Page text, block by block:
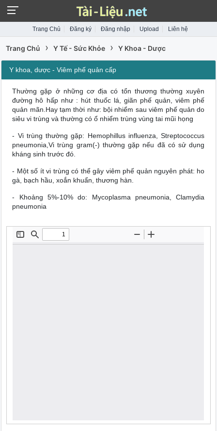
Trang Chủ Đăng ký Đăng nhập Upload Liên hệ
Trang Chủ › Y Tế - Sức Khỏe › Y Khoa - Dược
Y khoa, dược - Viêm phế quản cấp
Thường gặp ở những cơ địa có tổn thương thường xuyên
đường hô hấp như : hút thuốc lá, giãn phế quản, viêm phế
quản mãn.Hay tạm thời như: bội nhiểm sau viêm phế quản do
siêu vi trùng và thường có ổ nhiểm trùng vùng tai mũi họng
- Vi trùng thường gặp: Hemophillus influenza, Streptococcus
pneumonia,Vi trùng gram(-) thường gặp nếu đã có sử dụng
kháng sinh trước đó.
- Một số ít vi trùng có thể gây viêm phế quản nguyên phát: ho
gà, bạch hầu, xoắn khuẩn, thương hàn.
- Khoảng 5%-10% do: Mycoplasma pneumonia, Clamydia
pneumonia